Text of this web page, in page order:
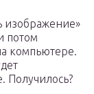
изображение»
потом
компьютере.
Получилось?